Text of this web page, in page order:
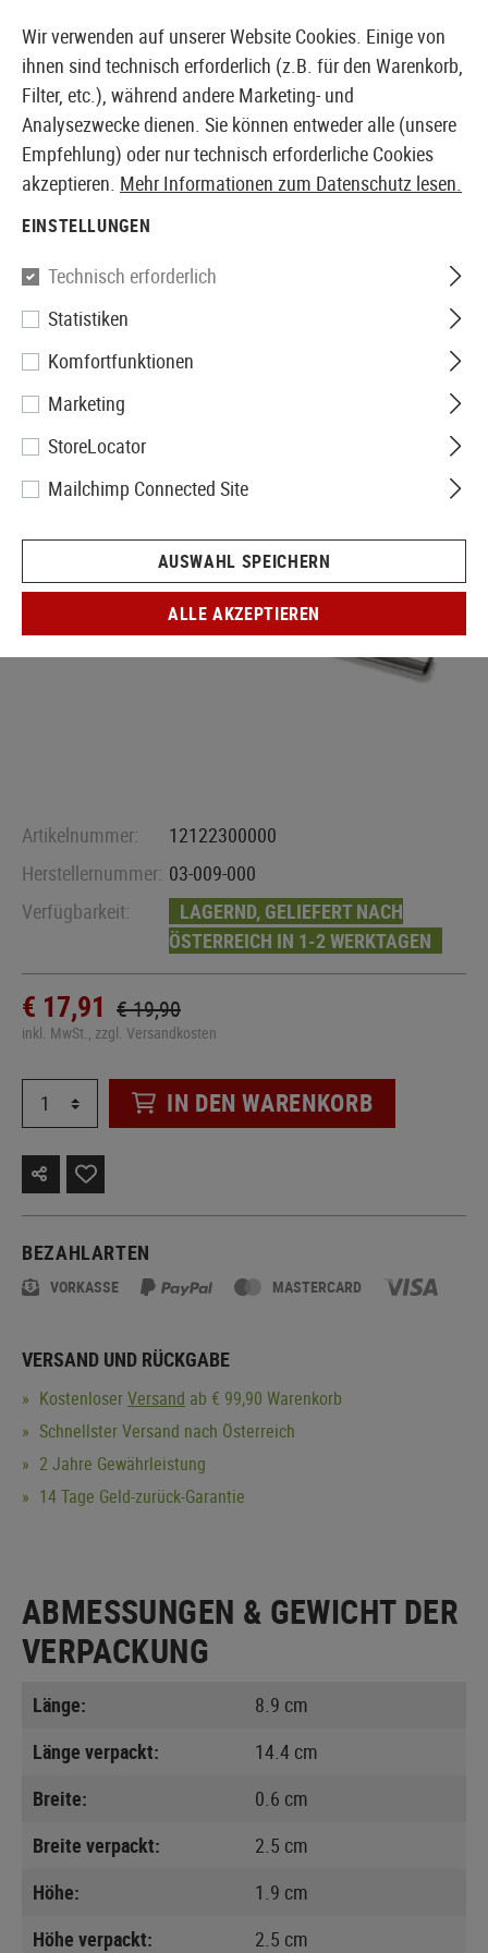
EUROPÄISCHER AIRSOFT SHOP & GROßHÄNDLER
KPP
Rolled Spring Guide for
M59/M40a3 - Aps-2
Artikelnummer:
12122300000
Herstellernummer: 03-009-000
Verfügbarkeit:
LAGERND, GELIEFERT NACH
ÖSTERREICH IN 1-2 WERKTAGEN
€ 17,91 € 19,90
inkl. MwSt., zzgl. Versandkosten
IN DEN WARENKORB
BEZAHLARTEN
VORKASSE MASTERCARD
VERSAND UND RÜCKGABE
KostenloserVersand ab € 99,90 Warenkorb
Schnellster Versand nach Österreich
2 Jahre Gewährleistung
14 Tage Geld-zurück-Garantie
ABMESSUNGEN & GEWICHT DER
VERPACKUNG
Länge:
8.9 cm
Länge verpackt:
14.4 cm
Breite:
0.6 cm
Breite verpackt:
2.5 cm
Höhe:
1.9 cm
Höhe verpackt:
2.5 cm
Wir verwenden auf unserer Website Cookies. Einige von
ihnen sind technisch erforderlich (z.B. für den Warenkorb,
Filter, etc.), während andere Marketing- und
Analysezwecke dienen. Sie können entweder alle (unsere
Empfehlung) oder nur technisch erforderliche Cookies
akzeptieren. Mehr Informationen zum Datenschutz lesen.
EINSTELLUNGEN
Technisch erforderlich
Statistiken
Komfortfunktionen
Marketing
StoreLocator
Mailchimp Connected Site
AUSWAHL SPEICHERN
ALLE AKZEPTIEREN